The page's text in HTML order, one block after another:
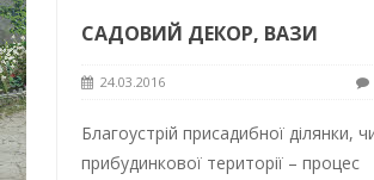
САДОВИЙ ДЕКОР, ВАЗИ
24.03.2016
Благоустрій присадибної ділянки,
прибудинкової території – процес